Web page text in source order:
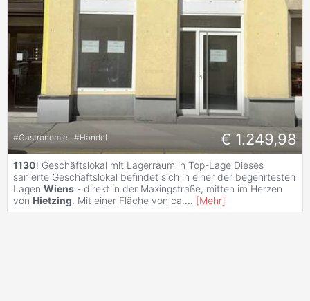
#Gastronomie #Handel € 1.249,98
1130! Geschäftslokal mit Lagerraum in Top-Lage Dieses
sanierte Geschäftslokal befindet sich in einer der begehrtesten
Lagen Wiens - direkt in der Maxingstraße, mitten im Herzen
von Hietzing. Mit einer Fläche von ca.... [Mehr]